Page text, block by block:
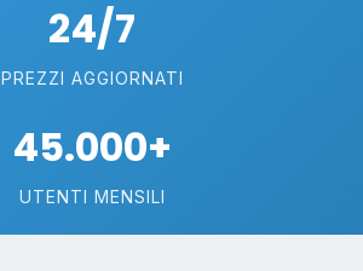
24/7
PREZZI AGGIORNATI
45.000+
UTENTI MENSILI